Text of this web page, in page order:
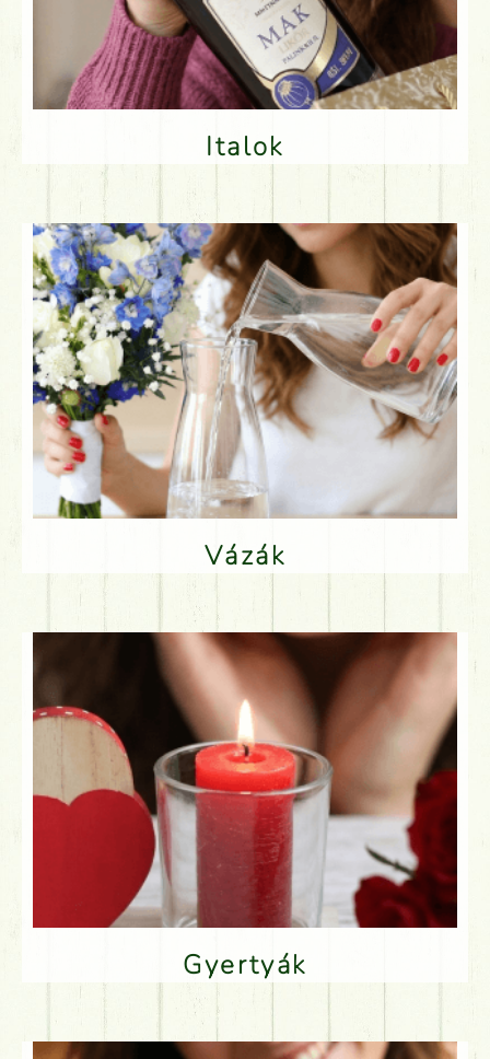
Italok
Vázák
Gyertyák